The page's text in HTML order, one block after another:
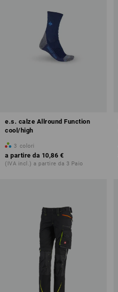
e.s. calze Allround Function
cool/high
3 colori
a partire da 10,86 €
(IVA incl.) a partire da 3 Paio